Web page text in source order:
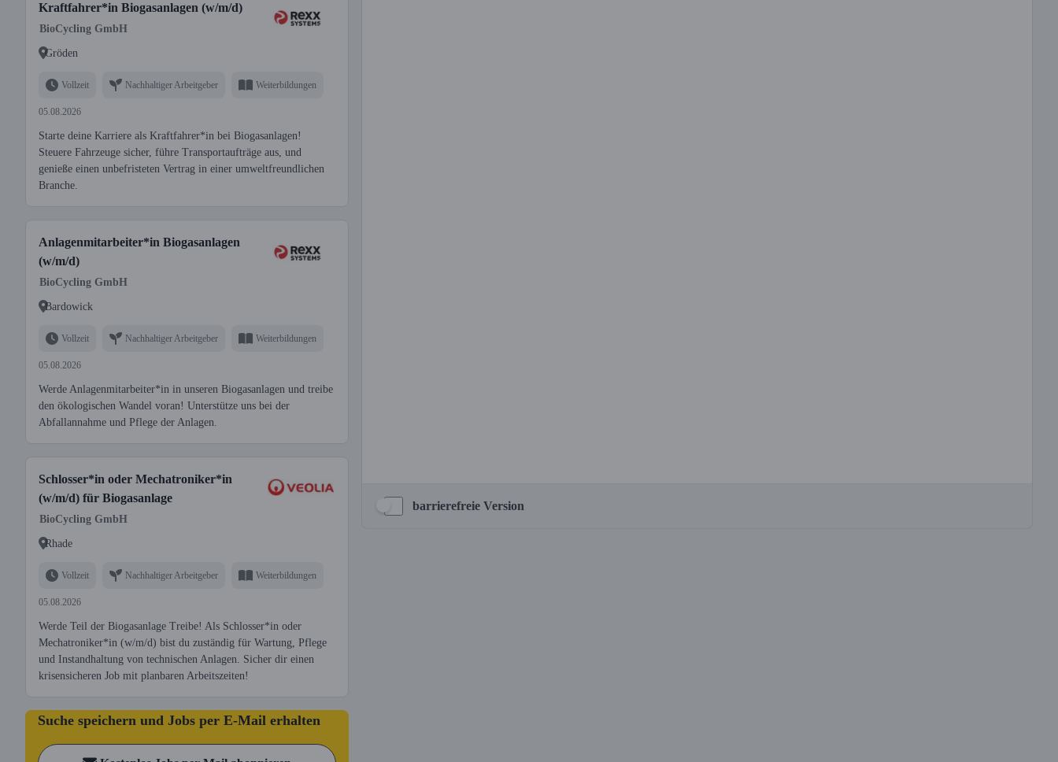
Kraftfahrer*in Biogasanlagen (w/m/d)
BioCycling GmbH
Gröden
Vollzeit Nachhaltiger Arbeitgeber Weiterbildungen
05.08.2026
Starte deine Karriere als Kraftfahrer*in bei Biogasanlagen!
Steuere Fahrzeuge sicher, führe Transportaufträge aus, und
genieße einen unbefristeten Vertrag in einer umweltfreundlichen
Branche.
Anlagenmitarbeiter*in Biogasanlagen
(w/m/d)
BioCycling GmbH
Bardowick
Vollzeit Nachhaltiger Arbeitgeber Weiterbildungen
05.08.2026
Werde Anlagenmitarbeiter*in in unseren Biogasanlagen und treibe
den ökologischen Wandel voran! Unterstütze uns bei der
Abfallannahme und Pflege der Anlagen.
Schlosser*in oder Mechatroniker*in
(w/m/d) für Biogasanlage
BioCycling GmbH
Rhade
Vollzeit Nachhaltiger Arbeitgeber Weiterbildungen
05.08.2026
Werde Teil der Biogasanlage Treibe! Als Schlosser*in oder
Mechatroniker*in (w/m/d) bist du zuständig für Wartung, Pflege
und Instandhaltung von technischen Anlagen. Sicher dir einen
krisensicheren Job mit planbaren Arbeitszeiten!
Suche speichern und Jobs per E-Mail erhalten
barrierefreie Version